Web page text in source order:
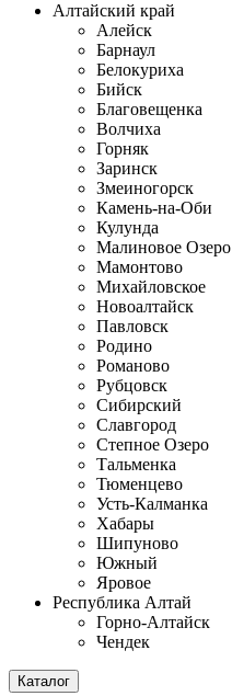
Алтайский край
Алейск
Барнаул
Белокуриха
Бийск
Благовещенка
Волчиха
Горняк
Заринск
Змеиногорск
Камень-на-Оби
Кулунда
Малиновое Озеро
Мамонтово
Михайловское
Новоалтайск
Павловск
Родино
Романово
Рубцовск
Сибирский
Славгород
Степное Озеро
Тальменка
Тюменцево
Усть-Калманка
Хабары
Шипуново
Южный
Яровое
Республика Алтай
Горно-Алтайск
Чендек
Каталог